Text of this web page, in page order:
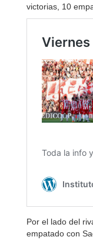
victorias, 10
Por el lado del
empatado con